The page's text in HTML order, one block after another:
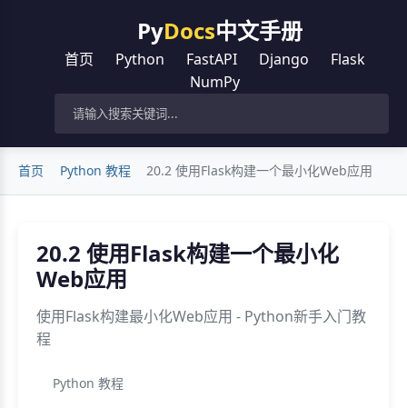
PyDocs中文手册
首页 Python FastAPI Django
Flask
NumPy
首页 Python 教程 20.2 使用Flask构建一个最小化Web应用
20.2 使用Flask构建一个最小化
Web应用
使用Flask构建最小化Web应用 - Python新手入门教
程
Python 教程